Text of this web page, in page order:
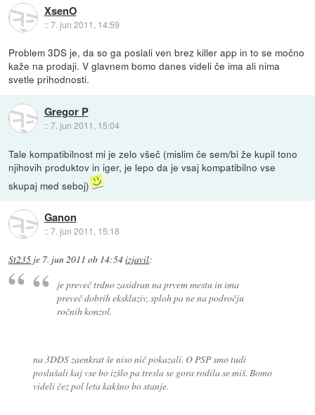
XsenO
::7. jun 2011, 14:59
Problem 3DS je, da so ga poslali ven brez killer app in to se močno
kaže na prodaji. V glavnem bomo danes videli če ima ali nima
svetle prihodnosti.
Gregor P
::7. jun 2011, 15:04
Tale kompatibilnost mi je zelo všeč (mislim če sem/bi že kupil tono
njihovih produktov in iger, je lepo da je vsaj kompatibilno vse
skupaj med seboj)
Ganon
::7. jun 2011, 15:18
St235 je 7. jun 2011 ob 14:54izjavil:
je preveč trdno zasidran na prvem mestu in ima
preveč dobrih ekskluziv, sploh pa ne na področju
ročnih konzol.
na 3DDS zaenkrat še niso nič pokazali. O PSP smo tudi
poslušali kaj vse bo izšlo pa tresla se gora rodila se miš. Bomo
videli čez pol leta kakšno bo stanje.